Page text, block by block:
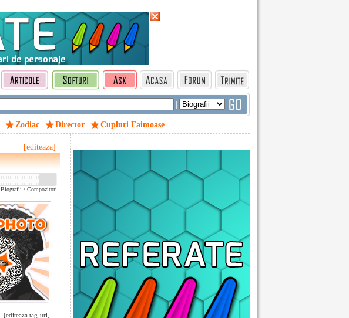
|
Zodiac Director Cupluri Faimoase
[editeaza]
Biografii / Compozitori
[editeaza tag-uri]